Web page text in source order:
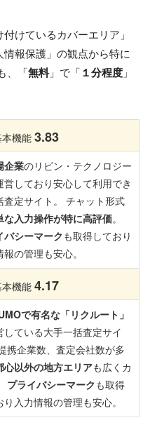
けているカバーエリア」
情報保護」の観点から特に
、「 無料」で「 １分程度 」